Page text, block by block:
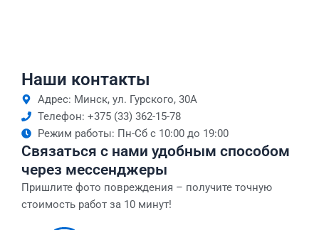
Наши контакты
Адрес: Минск, ул. Гурского, 30А
Телефон: +375 (33) 362-15-78
Режим работы: Пн-Сб с 10:00 до 19:00
Связаться с нами удобным способом
через мессенджеры
Пришлите фото повреждения – получите точную
стоимость работ за 10 минут!